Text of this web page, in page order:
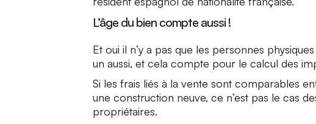
L’âge du bien compte aussi !
Et oui il n’y a pas que les personnes
un aussi, et cela compte pour le calcul des
Si les frais liés à la vente sont comparables
une construction neuve, ce n’est pas le cas
propriétaires.